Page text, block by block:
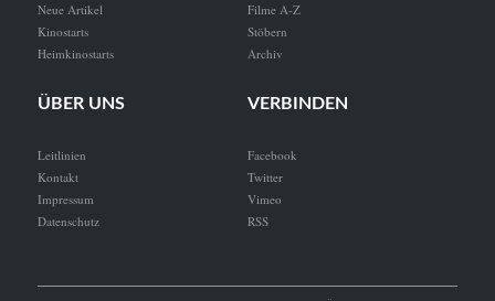
Neue Artikel
Kinostarts
Heimkinostarts
Filme A-Z
Stöbern
Archiv
ÜBER UNS
Leitlinien
Kontakt
Impressum
Datenschutz
VERBINDEN
Facebook
Twitter
Vimeo
RSS